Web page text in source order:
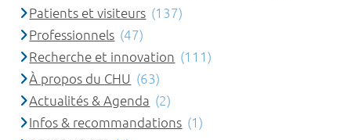
Patients et visiteurs (137)
Professionnels (47)
Recherche et innovation (111)
À propos du CHU (63)
Actualités & Agenda (2)
Infos & recommandations (1)